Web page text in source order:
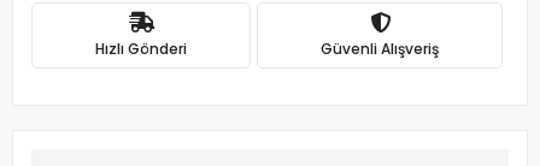
Hızlı Gönderi Güvenli Alışveriş